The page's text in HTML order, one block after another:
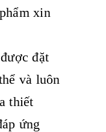
xin
đặt
và luôn
thiết
ứng